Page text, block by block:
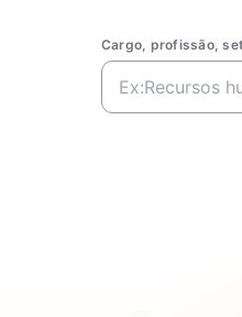
Cargo, profissão,